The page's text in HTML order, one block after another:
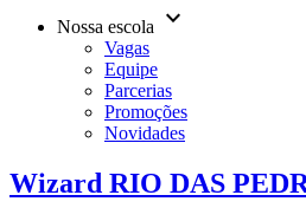
Nossa escola keyboard_arrow_down
Vagas
Equipe
Parcerias
Promoções
Novidades
Wizard RIO DAS